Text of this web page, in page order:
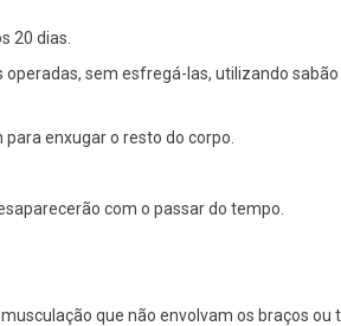
20 dias.
sem esfregá-las, utilizando
enxugar o resto do corpo.
com o passar do tempo.
que não envolvam os braços ou